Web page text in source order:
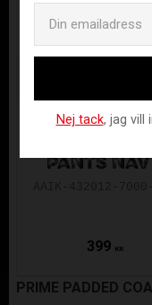
PANTS
399 KR
PRIME PADDED
Nej tack, jag vill